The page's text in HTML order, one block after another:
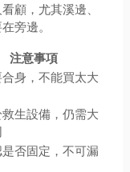
顧，尤其溪邊、
旁邊。
注意事項
合身，不能買太大
生設備，仍需大
否固定，不可漏